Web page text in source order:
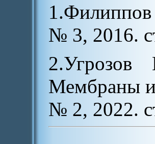
№ 3, 2016.
Мембраны и
№ 2, 2022.